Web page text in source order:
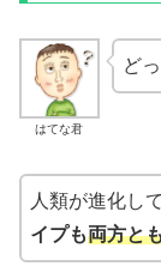
はてな君
ど
人類が進化し
イプも両方と